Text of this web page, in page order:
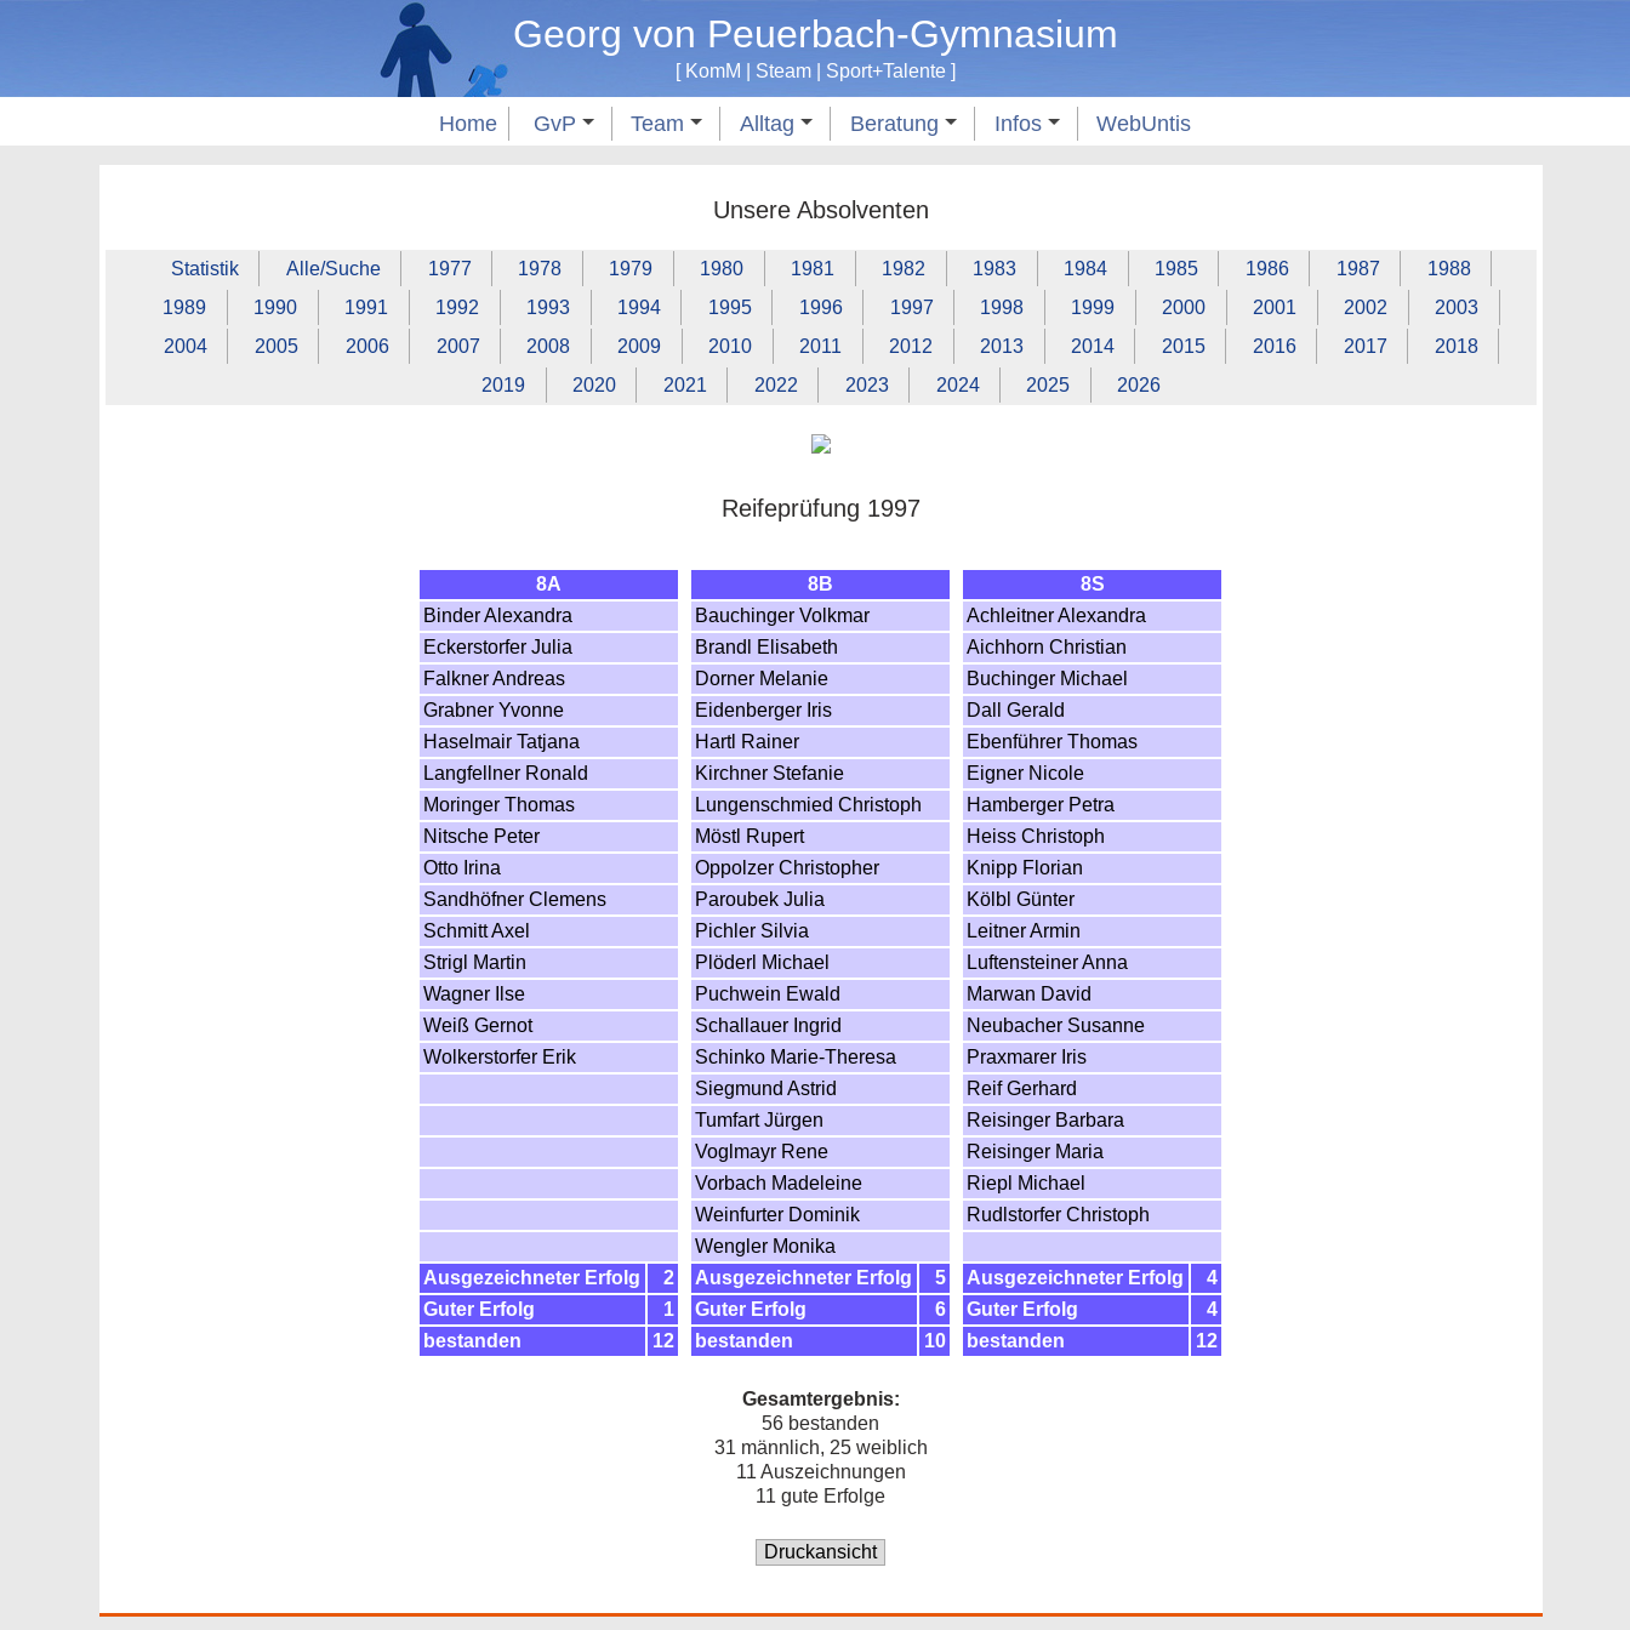
Georg von Peuerbach-Gymnasium
[ KomM Steam| Sport+Talente]
Home GvP Team Alltag Beratung Infos WebUntis
Unsere Absolventen
Statistik Alle/Suche 1977 1978 1979 1980 1981 1982 1983 1984 1985 1986 1987
1988
1989
1990 1991 1992 1993 1994 1995 1996 1997 1998 1999 2000 2001 2002
2003
2004
2005 2006 2007 2008 2009 2010 2011 2012 2013 2014 2015 2016 2017
2018
2019
2020 2021 2022 2023 2024 2025 2026
Reifeprüfung 1997
8A 8B
8S
Binder Alexandra
Bauchinger Volkmar
Achleitner Alexandra
Eckerstorfer Julia
Brandl Elisabeth
Aichhorn Christian
Falkner Andreas
Dorner Melanie
Buchinger Michael
Grabner Yvonne
Eidenberger Iris
Dall Gerald
Haselmair Tatjana
Hartl Rainer
Ebenführer Thomas
Langfellner Ronald
Kirchner Stefanie
Eigner Nicole
Moringer Thomas
Lungenschmied Christoph
Hamberger Petra
Nitsche Peter
Möstl Rupert
Heiss Christoph
Otto Irina
Oppolzer Christopher
Knipp Florian
Sandhöfner Clemens
Paroubek Julia
Kölbl Günter
Schmitt Axel
Pichler Silvia
Leitner Armin
Strigl Martin
Plöderl Michael
Luftensteiner Anna
Wagner Ilse
Puchwein Ewald
Marwan David
Weiß Gernot
Schallauer Ingrid
Neubacher Susanne
Wolkerstorfer Erik
Schinko Marie-Theresa
Praxmarer Iris
Siegmund Astrid
Reif Gerhard
Tumfart Jürgen
Reisinger Barbara
Voglmayr Rene
Reisinger Maria
Vorbach Madeleine
Riepl Michael
Weinfurter Dominik
Rudlstorfer Christoph
Wengler Monika
Ausgezeichneter Erfolg
2 Ausgezeichneter Erfolg 5 Ausgezeichneter Erfolg
4
Guter Erfolg
1 Guter Erfolg 6 Guter Erfolg
4
bestanden
12 bestanden 10 bestanden 12
Gesamtergebnis:
56 bestanden
31 männlich, 25 weiblich
11 Auszeichnungen
11 gute Erfolge